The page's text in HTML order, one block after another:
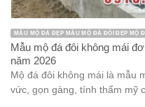
MẪU MỘ ĐÁ ĐẸP MẪU MỘ ĐÁ ĐÔI ĐẸP MỘ
Mẫu mộ đá đôi không mái
năm 2026
Mộ đá đôi không mái là mẫu
vức, gọn gàng, tính thẩm mỹ